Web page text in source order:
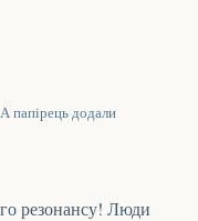
папірець додали
резонансу! Люди